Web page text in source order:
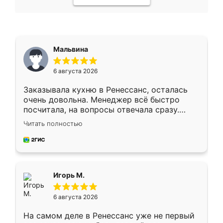
Мальвина
6 августа 2026
Заказывала кухню в Ренессанс, осталась
очень довольна. Менеджер всё быстро
посчитала, на вопросы отвечала сразу.
Замерщик приехал в субботу, подошёл к
делу со всей ответственностью. Собрали
за день, ребята работали аккуратно, даже
Читать полностью
Игорь М.
6 августа 2026
На самом деле в Ренессанс уже не первый